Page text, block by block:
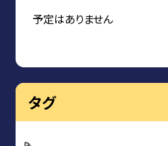
予定はありません
タグ